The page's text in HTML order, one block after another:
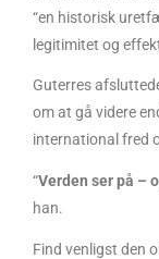
“en historisk
legitimitet og
Guterres
om at gå videre
international fred
“Verden ser på –
han.
Find venligst den